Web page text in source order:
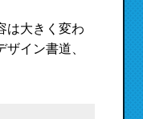
は大きく変わ
イン書道、